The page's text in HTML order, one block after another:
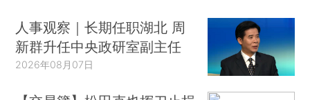
人事观察｜长期任职湖北 周
新群升任中央政研室副主任
2026年08月07日